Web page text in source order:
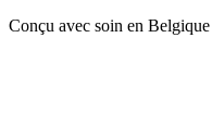
Conçu avec soin en